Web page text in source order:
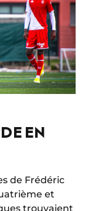
EN
de Frédéric
et
trouvaient